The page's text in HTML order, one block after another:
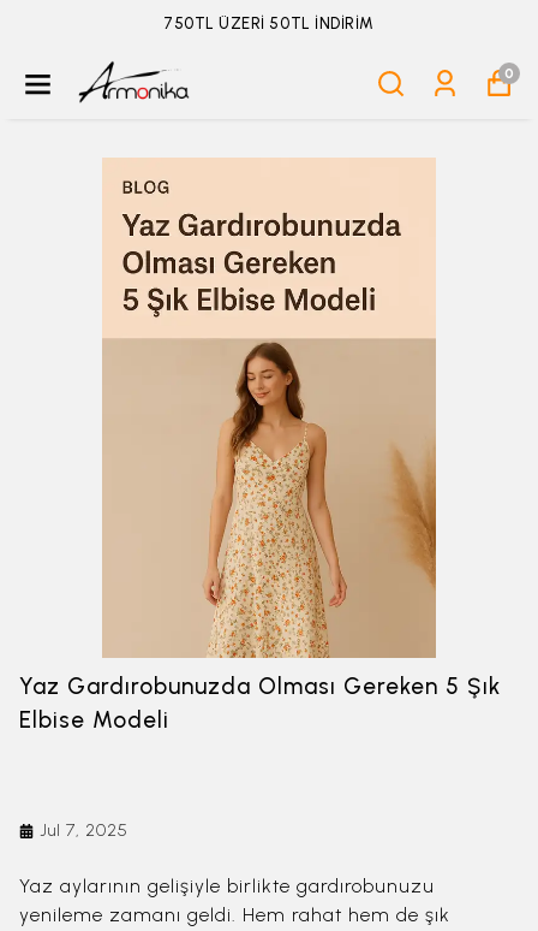
750TL ÜZERİ 50TL İNDİRİM
0
Yaz Gardırobunuzda Olması Gereken 5 Şık
Elbise Modeli
Jul 7, 2025
Yaz aylarının gelişiyle birlikte gardırobunuzu
yenileme zamanı geldi. Hem rahat hem de şık